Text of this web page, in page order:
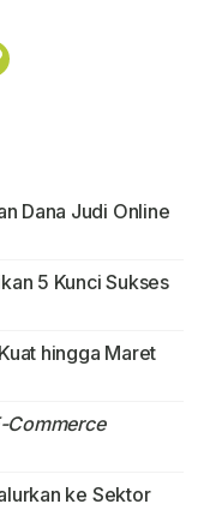
Dana Judi Online
5 Kunci Sukses
hingga Maret
Commerce
ke Sektor